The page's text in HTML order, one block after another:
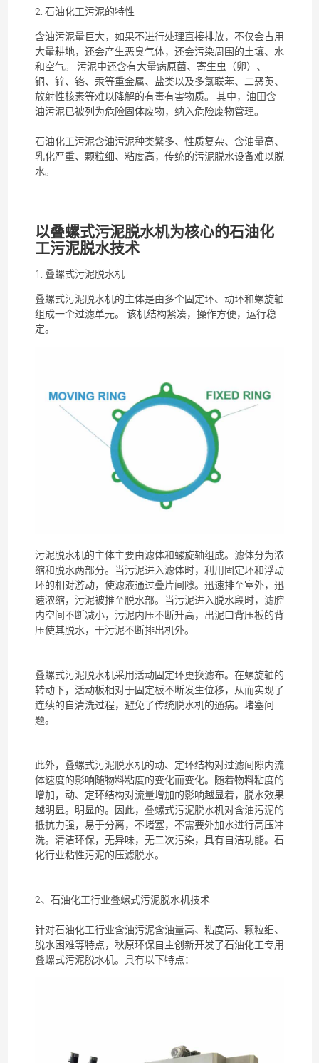
2. 石油化工污泥的特性
含油污泥量巨大，如果不进行处理直接排放，不仅会占用
大量耕地，还会产生恶臭气体，还会污染周围的土壤、水
和空气。 污泥中还含有大量病原菌、寄生虫（卵）、
铜、锌、铬、汞等重金属、盐类以及多氯联苯、二恶英、
放射性核素等难以降解的有毒有害物质。 其中，油田含
油污泥已被列为危险固体废物，纳入危险废物管理。
石油化工污泥含油污泥种类繁多、性质复杂、含油量高、
乳化严重、颗粒细、粘度高，传统的污泥脱水设备难以脱
水。
以叠螺式污泥脱水机为核心的石油化
工污泥脱水技术
1. 叠螺式污泥脱水机
叠螺式污泥脱水机的主体是由多个固定环、动环和螺旋轴
组成一个过滤单元。 该机结构紧凑，操作方便，运行稳
定。
污泥脱水机的主体主要由滤体和螺旋轴组成。滤体分为浓
缩和脱水两部分。当污泥进入滤体时，利用固定环和浮动
环的相对游动，使滤液通过叠片间隙。迅速排至室外，迅
速浓缩， 污泥被推至脱水部。当污泥进入脱水段时，滤腔
内空间不断减小， 污泥内压不断升高，出泥口背压板的背
压使其脱水，干污泥不断排出机外。
叠螺式污泥脱水机采用活动固定环更换滤布。在螺旋轴的
转动下，活动板相对于固定板不断发生位移，从而实现了
连续的自清洗过程，避免了传统脱水机的通病。堵塞问
题。
此外， 叠螺式污泥脱水机的动、定环结构对过滤间隙内流
体速度的影响随物料粘度的变化而变化。随着物料粘度的
增加，动、定环结构对流量增加的影响越显着，脱水效果
越明显。明显的。因此， 叠螺式污泥脱水机对含油污泥的
抵抗力强，易于分离，不堵塞，不需要外加水进行高压冲
洗。清洁环保，无异味，无二次污染，具有自洁功能。石
化行业粘性污泥的压滤脱水。
2、石油化工行业叠螺式污泥脱水机技术
针对石油化工行业含油污泥含油量高、粘度高、颗粒细、
脱水困难等特点，秋原环保自主创新开发了石油化工专用
叠螺式污泥脱水机。具有以下特点：